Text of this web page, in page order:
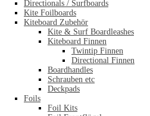
Directionals / Surfboards
Kite Foilboards
Kiteboard Zubehör
Kite & Surf Boardleashes
Kiteboard Finnen
Twintip Finnen
Directional Finnen
Boardhandles
Schrauben etc
Deckpads
Foils
Foil Kits